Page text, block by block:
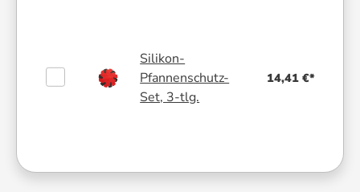
Silikon-
Pfannenschutz-
Set, 3-tlg.
14,41 €*